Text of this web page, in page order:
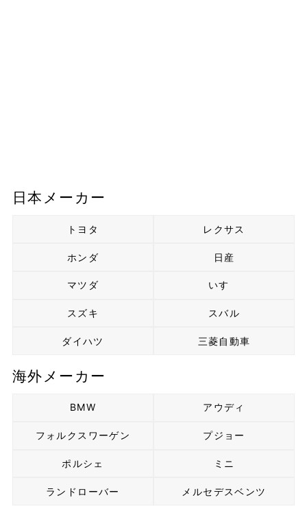
日本メーカー
トヨタ レクサス
ホンダ 日産
マツダ いすゞ
スズキ スバル
ダイハツ 三菱自動車
海外メーカー
BMW アウディ
フォルクスワーゲン プジョー
ポルシェ ミニ
ランドローバー メルセデスベンツ